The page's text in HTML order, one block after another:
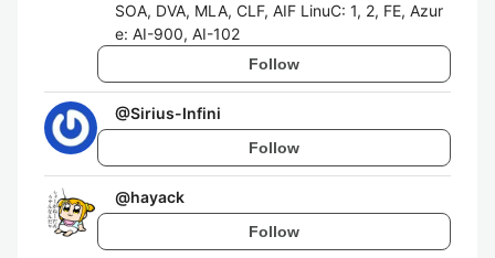
SOA, DVA, MLA, CLF, AIF LinuC: 1, 2, FE, Azur
e: AI-900, AI-102
Follow
@Sirius-Infini
Follow
@hayack
Follow